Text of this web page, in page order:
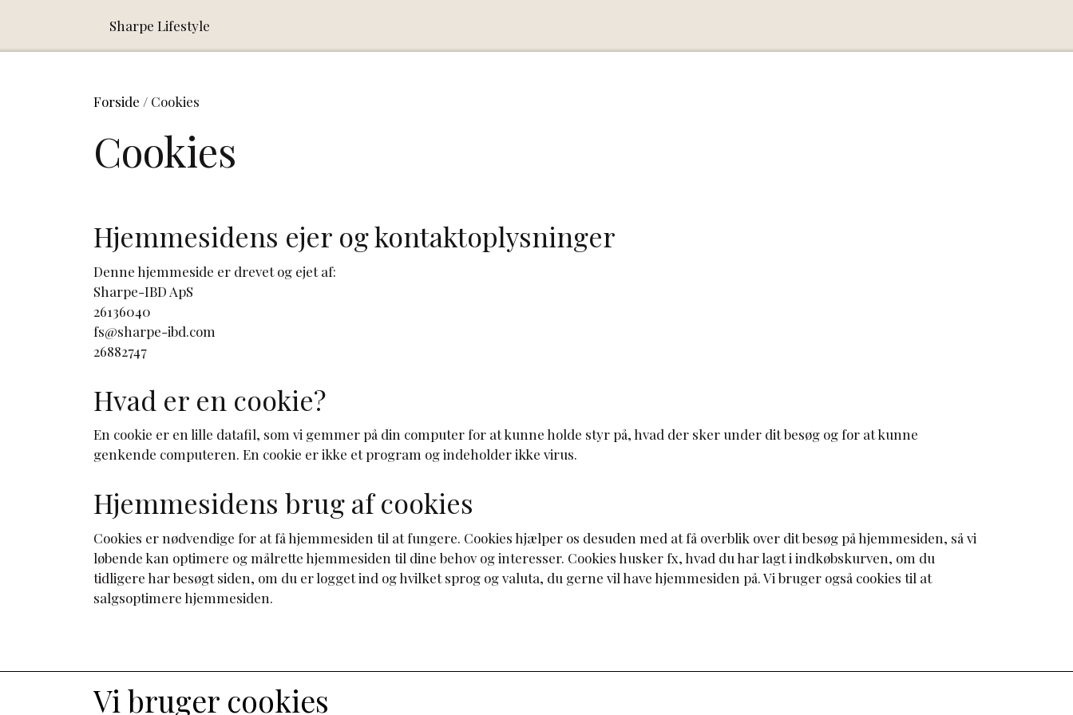
Sharpe Lifestyle
Forside Cookies
Cookies
Hjemmesidens ejer og kontaktoplysninger
Denne hjemmeside er drevet og ejet af:
Sharpe-IBD ApS
26136040
fs@sharpe-ibd.com
26882747
Hvad er en cookie?
En cookie er en lille datafil, som vi gemmer på din computer for at kunne holde styr på, hvad der sker under dit besøg og for at kunne
genkende computeren. En cookie er ikke et program og indeholder ikke virus.
Hjemmesidens brug af cookies
Cookies er nødvendige for at få hjemmesiden til at fungere. Cookies hjælper os desuden med at få overblik over dit besøg på hjemmesiden, så vi
løbende kan optimere og målrette hjemmesiden til dine behov og interesser. Cookies husker fx, hvad du har lagt i indkøbskurven, om du
tidligere har besøgt siden, om du er logget ind og hvilket sprog og valuta, du gerne vil have hjemmesiden på. Vi bruger også cookies til at
salgsoptimere hjemmesiden.
Vi bruger cookies